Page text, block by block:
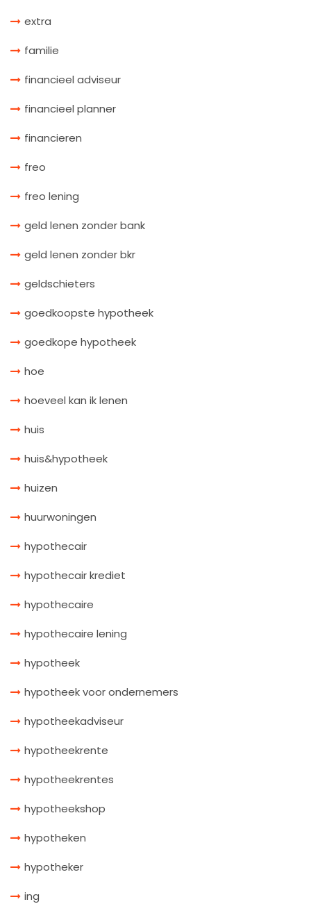
extra
familie
financieel adviseur
financieel planner
financieren
freo
freo lening
geld lenen zonder bank
geld lenen zonder bkr
geldschieters
goedkoopste hypotheek
goedkope hypotheek
hoe
hoeveel kan ik lenen
huis
huis&hypotheek
huizen
huurwoningen
hypothecair
hypothecair krediet
hypothecaire
hypothecaire lening
hypotheek
hypotheek voor ondernemers
hypotheekadviseur
hypotheekrente
hypotheekrentes
hypotheekshop
hypotheken
hypotheker
ing